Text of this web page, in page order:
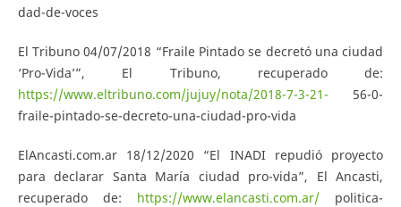
dad-de-voces
El Tribuno 04/07/2018 “Fraile Pintado se decretó una ciudad
‘Pro-Vida’”, El Tribuno, recuperado de:
https://www.eltribuno.com/jujuy/nota/2018-7-3-21- 56-0-
fraile-pintado-se-decreto-una-ciudad-pro-vida
ElAncasti.com.ar 18/12/2020 “El INADI repudió proyecto
para declarar Santa María ciudad pro-vida”, El Ancasti,
recuperado de: https://www.elancasti.com.ar/ politica-